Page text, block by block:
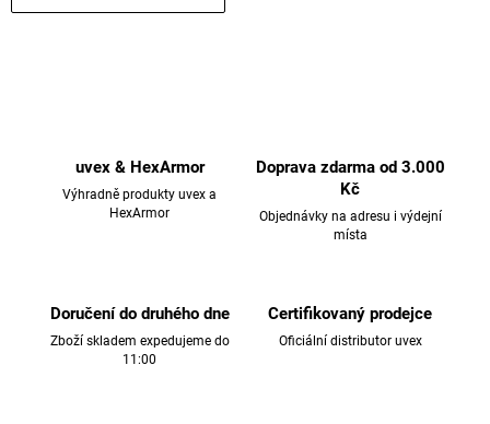
uvex & HexArmor
Výhradně produkty uvex a
HexArmor
Doprava zdarma od 3.000
Kč
Objednávky na adresu i výdejní
místa
Doručení do druhého dne
Zboží skladem expedujeme do
11:00
Certifikovaný prodejce
Oficiální distributor uvex